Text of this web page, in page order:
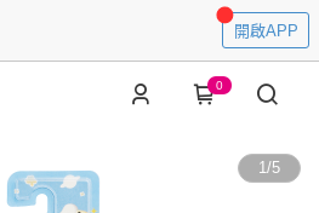
開啟APP
0
1/5